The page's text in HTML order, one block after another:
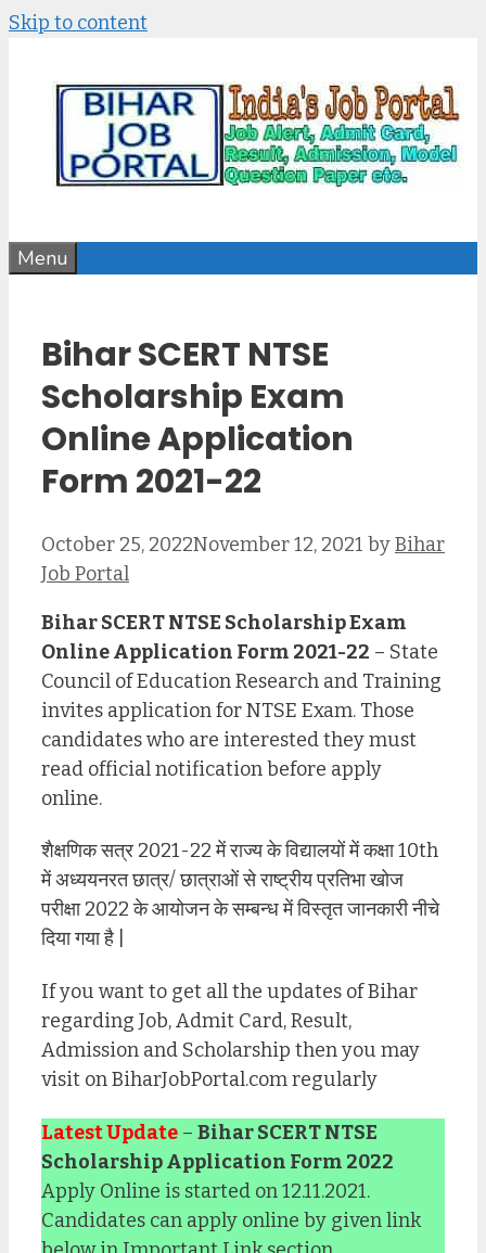
Skip to content
Menu
Bihar SCERT NTSE
Scholarship Exam
Online Application
Form 2021-22
October 25, 2022November 12, 2021 byBihar
Job Portal
Bihar SCERT NTSE Scholarship Exam
Online Application Form 2021-22 – State
Council of Education Research and Training
invites application for NTSE Exam. Those
candidates who are interested they must
read official notification before apply
online.
शैक्षणिक सत्र 2021-22 में राज्य के विद्यालयों में कक्षा 10th
में अध्ययनरत छात्र/ छात्राओं से राष्ट्रीय प्रतिभा खोज
परीक्षा 2022 के आयोजन के सम्बन्ध में विस्तृत जानकारी नीचे
दिया गया है |
If you want to get all the updates of Bihar
regarding Job, Admit Card, Result,
Admission and Scholarship then you may
visit on BiharJobPortal.com regularly
Latest Update – Bihar SCERT NTSE
Scholarship Application Form 2022
Apply Online is started on 12.11.2021.
Candidates can apply online by given link